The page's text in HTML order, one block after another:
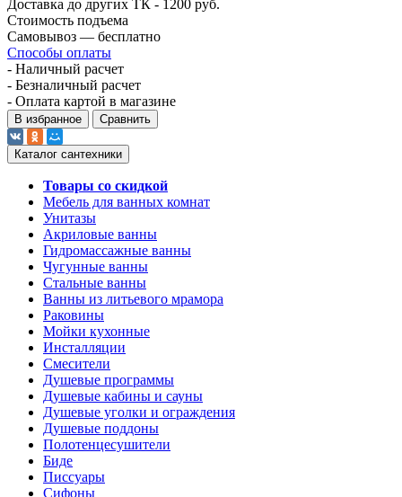
Доставка до других ТК - 1200 руб.
Стоимость подъема
Самовывоз — бесплатно
Способы оплаты
- Наличный расчет
- Безналичный расчет
- Оплата картой в магазине
В избранное Сравнить
Каталог сантехники
Товары со скидкой
Мебель для ванных комнат
Унитазы
Акриловые ванны
Гидромассажные ванны
Чугунные ванны
Стальные ванны
Ванны из литьевого мрамора
Раковины
Мойки кухонные
Инсталляции
Смесители
Душевые программы
Душевые кабины и сауны
Душевые уголки и ограждения
Душевые поддоны
Полотенцесушители
Биде
Писсуары
Сифоны